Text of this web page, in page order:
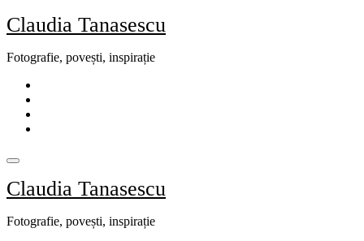
Skip
to
Claudia Tanasescu
Fotografie, povești, inspirație
Claudia Tanasescu
Fotografie, povești, inspirație